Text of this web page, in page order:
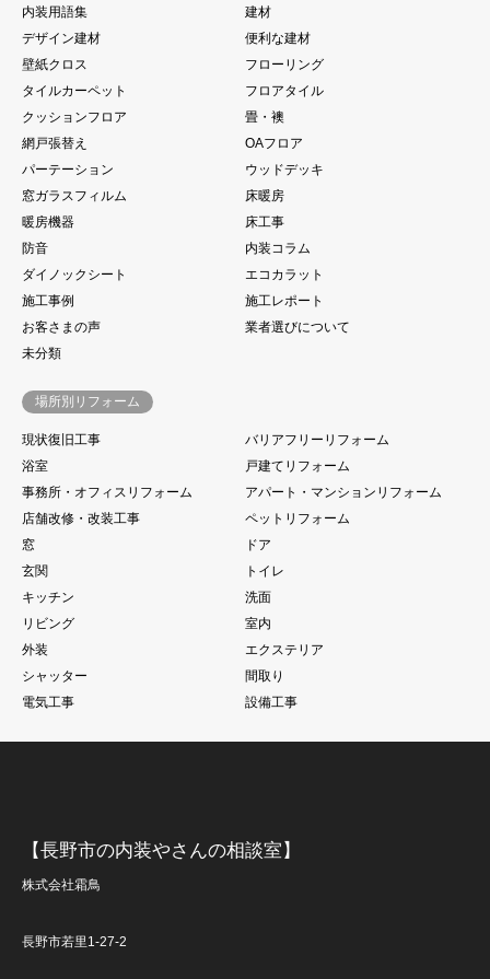
内装用語集
建材
デザイン建材
便利な建材
壁紙クロス
フローリング
タイルカーペット
フロアタイル
クッションフロア
畳・襖
網戸張替え
OAフロア
パーテーション
ウッドデッキ
窓ガラスフィルム
床暖房
暖房機器
床工事
防音
内装コラム
ダイノックシート
エコカラット
施工事例
施工レポート
お客さまの声
業者選びについて
未分類
場所別リフォーム
現状復旧工事
バリアフリーリフォーム
浴室
戸建てリフォーム
事務所・オフィスリフォーム
アパート・マンションリフォーム
店舗改修・改装工事
ペットリフォーム
窓
ドア
玄関
トイレ
キッチン
洗面
リビング
室内
外装
エクステリア
シャッター
間取り
電気工事
設備工事
【長野市の内装やさんの相談室】
株式会社霜鳥
長野市若里1-27-2